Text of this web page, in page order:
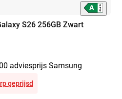
S26 256GB Zwart
adviesprijs Samsung
geprijsd